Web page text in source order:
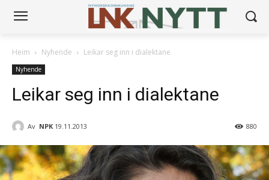
Heim Nyhende Leikar seg inn i dialektane
Nyhende
Leikar seg inn i dialektane
Av NPK 19.11.2013 880